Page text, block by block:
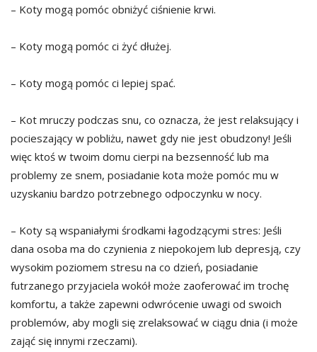
– Koty mogą pomóc obniżyć ciśnienie krwi.
– Koty mogą pomóc ci żyć dłużej.
– Koty mogą pomóc ci lepiej spać.
– Kot mruczy podczas snu, co oznacza, że jest relaksujący i
pocieszający w pobliżu, nawet gdy nie jest obudzony! Jeśli
więc ktoś w twoim domu cierpi na bezsenność lub ma
problemy ze snem, posiadanie kota może pomóc mu w
uzyskaniu bardzo potrzebnego odpoczynku w nocy.
– Koty są wspaniałymi środkami łagodzącymi stres: Jeśli
dana osoba ma do czynienia z niepokojem lub depresją, czy
wysokim poziomem stresu na co dzień, posiadanie
futrzanego przyjaciela wokół może zaoferować im trochę
komfortu, a także zapewni odwrócenie uwagi od swoich
problemów, aby mogli się zrelaksować w ciągu dnia (i może
zająć się innymi rzeczami).